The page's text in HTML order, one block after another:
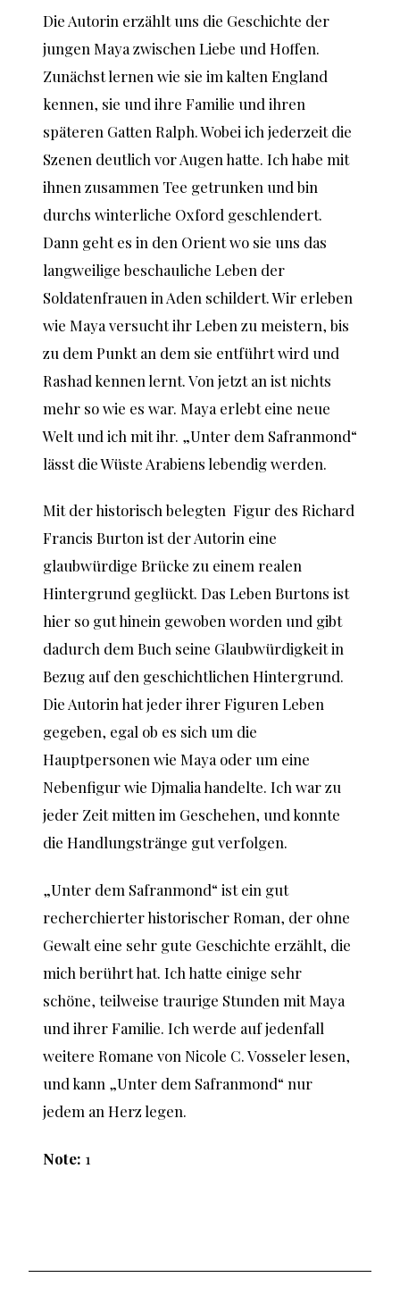
Die Autorin erzählt uns die Geschichte der
jungen Maya zwischen Liebe und Hoffen.
Zunächst lernen wie sie im kalten England
kennen, sie und ihre Familie und ihren
späteren Gatten Ralph. Wobei ich jederzeit die
Szenen deutlich vor Augen hatte. Ich habe mit
ihnen zusammen Tee getrunken und bin
durchs winterliche Oxford geschlendert.
Dann geht es in den Orient wo sie uns das
langweilige beschauliche Leben der
Soldatenfrauen in Aden schildert. Wir erleben
wie Maya versucht ihr Leben zu meistern, bis
zu dem Punkt an dem sie entführt wird und
Rashad kennen lernt. Von jetzt an ist nichts
mehr so wie es war. Maya erlebt eine neue
Welt und ich mit ihr. „Unter dem Safranmond“
lässt die Wüste Arabiens lebendig werden.
Mit der historisch belegten Figur des Richard
Francis Burton ist der Autorin eine
glaubwürdige Brücke zu einem realen
Hintergrund geglückt. Das Leben Burtons ist
hier so gut hinein gewoben worden und gibt
dadurch dem Buch seine Glaubwürdigkeit in
Bezug auf den geschichtlichen Hintergrund.
Die Autorin hat jeder ihrer Figuren Leben
gegeben, egal ob es sich um die
Hauptpersonen wie Maya oder um eine
Nebenfigur wie Djmalia handelte. Ich war zu
jeder Zeit mitten im Geschehen, und konnte
die Handlungstränge gut verfolgen.
„Unter dem Safranmond“ ist ein gut
recherchierter historischer Roman, der ohne
Gewalt eine sehr gute Geschichte erzählt, die
mich berührt hat. Ich hatte einige sehr
schöne, teilweise traurige Stunden mit Maya
und ihrer Familie. Ich werde auf jedenfall
weitere Romane von Nicole C. Vosseler lesen,
und kann „Unter dem Safranmond“ nur
jedem an Herz legen.
Note: 1